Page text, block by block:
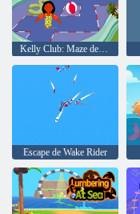
Kelly Club: Maze de piscine
Escape de Wake Rider